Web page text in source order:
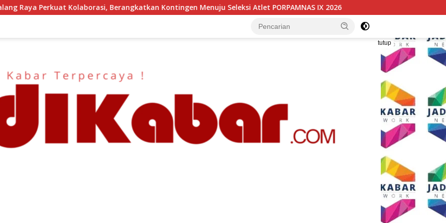
Kontingen Menuju Seleksi Atlet PORPAMNAS IX 2026 Wali Kota Malang Paparkan Model Pembangunan
tutup